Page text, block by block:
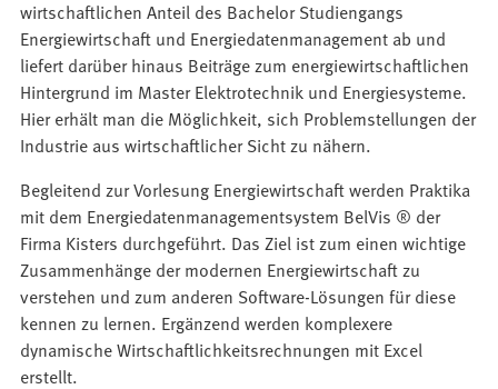
wirtschaftlichen Anteil des Bachelor Studiengangs
Energiewirtschaft und Energiedatenmanagement ab und
liefert darüber hinaus Beiträge zum energiewirtschaftlichen
Hintergrund im Master Elektrotechnik und Energiesysteme.
Hier erhält man die Möglichkeit, sich Problemstellungen der
Industrie aus wirtschaftlicher Sicht zu nähern.
Begleitend zur Vorlesung Energiewirtschaft werden Praktika
mit dem Energiedatenmanagementsystem BelVis ® der
Firma Kisters durchgeführt. Das Ziel ist zum einen wichtige
Zusammenhänge der modernen Energiewirtschaft zu
verstehen und zum anderen Software-Lösungen für diese
kennen zu lernen. Ergänzend werden komplexere
dynamische Wirtschaftlichkeitsrechnungen mit Excel
erstellt.